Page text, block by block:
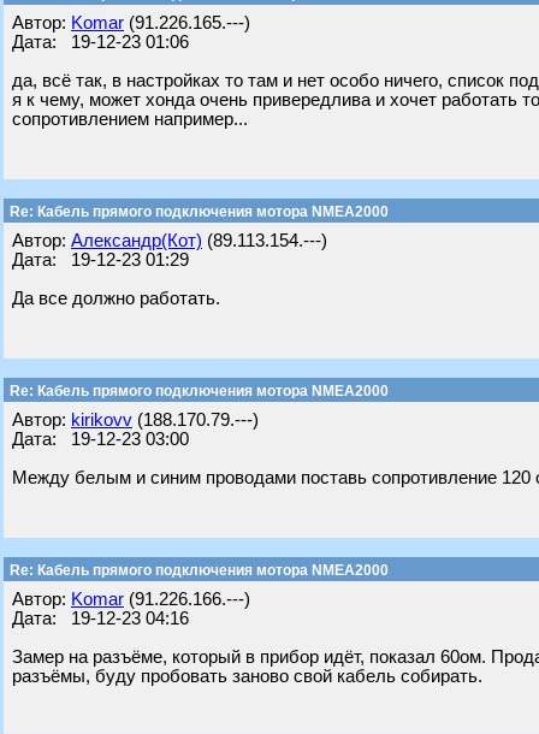
Автор: Komar (91.226.165.---)
Дата: 19-12-23 01:06
да, всё так, в настройках то там и нет особо ничего, список
я к чему, может хонда очень привередлива и хочет
сопротивлением например...
Re: Кабель прямого подключения мотора NMEA2000
Автор: Александр(Кот) (89.113.154.---)
Дата: 19-12-23 01:29
Да все должно работать.
Re: Кабель прямого подключения мотора NMEA2000
Автор: kirikovv (188.170.79.---)
Дата: 19-12-23 03:00
Между белым и синим проводами поставь сопротивление 120
Re: Кабель прямого подключения мотора NMEA2000
Автор: Komar (91.226.166.---)
Дата: 19-12-23 04:16
Замер на разъёме, который в прибор идёт, показал 60ом.
разъёмы, буду пробовать заново свой кабель собирать.